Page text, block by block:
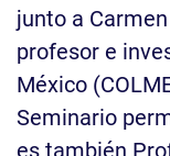
junto a
profesor e
México
Seminario
es también